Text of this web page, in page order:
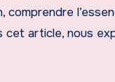
comprendre
cet article, nous